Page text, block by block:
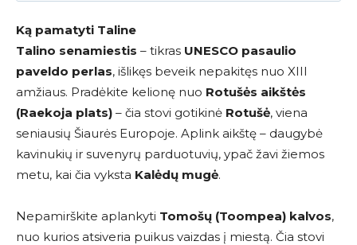
Ką pamatyti Taline
Talino senamiestis – tikras UNESCO pasaulio
paveldo perlas, išlikęs beveik nepakitęs nuo XIII
amžiaus. Pradėkite kelionę nuo Rotušės aikštės
(Raekoja plats) – čia stovi gotikinė Rotušė, viena
seniausių Šiaurės Europoje. Aplink aikštę – daugybė
kavinukių ir suvenyrų parduotuvių, ypač žavi žiemos
metu, kai čia vyksta Kalėdų mugė.
Nepamirškite aplankyti Tomošų (Toompea) kalvos,
nuo kurios atsiveria puikus vaizdas į miestą. Čia stovi